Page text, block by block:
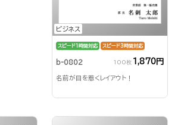
ビジネス
スピード1時間対応 スピード3時間対応
b-0802 100枚 1,870円
名前が目を惹くレイアウト！